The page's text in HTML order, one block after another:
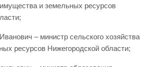
имущества и земельных ресурсов
– министр сельского хозяйства
ресурсов Нижегородской области;